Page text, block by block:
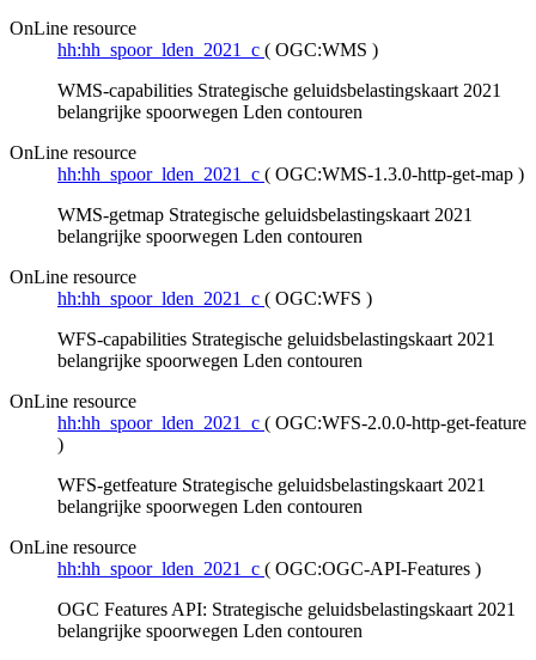
OnLine resource
hh:hh_spoor_lden_2021_c ( OGC:WMS )
WMS-capabilities Strategische geluidsbelastingskaart 2021
belangrijke spoorwegen Lden contouren
OnLine resource
hh:hh_spoor_lden_2021_c ( OGC:WMS-1.3.0-http-get-map )
WMS-getmap Strategische geluidsbelastingskaart 2021
belangrijke spoorwegen Lden contouren
OnLine resource
hh:hh_spoor_lden_2021_c ( OGC:WFS )
WFS-capabilities Strategische geluidsbelastingskaart 2021
belangrijke spoorwegen Lden contouren
OnLine resource
hh:hh_spoor_lden_2021_c ( OGC:WFS-2.0.0-http-get-feature
)
WFS-getfeature Strategische geluidsbelastingskaart 2021
belangrijke spoorwegen Lden contouren
OnLine resource
hh:hh_spoor_lden_2021_c ( OGC:OGC-API-Features )
OGC Features API: Strategische geluidsbelastingskaart 2021
belangrijke spoorwegen Lden contouren